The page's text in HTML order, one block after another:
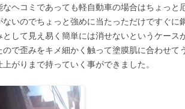
ヘコミであっても軽自動車の場合はちょっと
いのでちょっと強めに当たっただけですぐに
して見え易く簡単には消せないというケース
で歪みをキメ細かく触って塗膜肌に合わせて
がりまで持っていく事ができました。